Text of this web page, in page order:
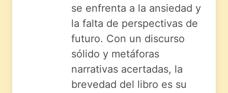
se enfrenta a la ansiedad y
la falta de perspectivas de
futuro. Con un discurso
sólido y metáforas
narrativas acertadas, la
brevedad del libro es su